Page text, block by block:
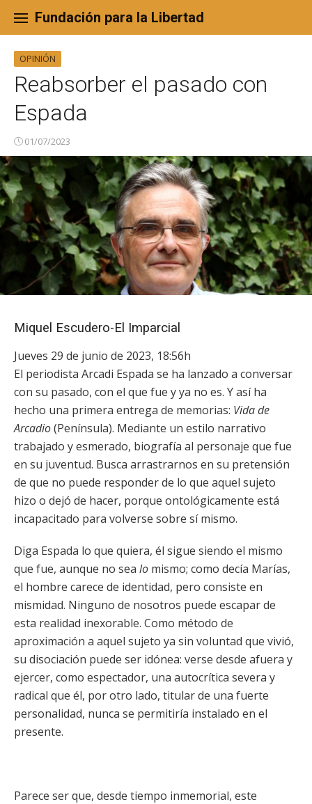
content
Fundación para la Libertad
OPINIÓN
Reabsorber el pasado con
Espada
01/07/2023
Miquel Escudero-El Imparcial
Jueves 29 de junio de 2023, 18:56h
El periodista Arcadi Espada se ha lanzado a conversar
con su pasado, con el que fue y ya no es. Y así ha
hecho una primera entrega de memorias: Vida de
Arcadio(Península). Mediante un estilo narrativo
trabajado y esmerado, biografía al personaje que fue
en su juventud. Busca arrastrarnos en su pretensión
de que no puede responder de lo que aquel sujeto
hizo o dejó de hacer, porque ontológicamente está
incapacitado para volverse sobre sí mismo.
Diga Espada lo que quiera, él sigue siendo el mismo
que fue, aunque no sea lo mismo; como decía Marías,
el hombre carece de identidad, pero consiste en
mismidad. Ninguno de nosotros puede escapar de
esta realidad inexorable. Como método de
aproximación a aquel sujeto ya sin voluntad que vivió,
su disociación puede ser idónea: verse desde afuera y
ejercer, como espectador, una autocrítica severa y
radical que él, por otro lado, titular de una fuerte
personalidad, nunca se permitiría instalado en el
presente.
Parece ser que, desde tiempo inmemorial, este